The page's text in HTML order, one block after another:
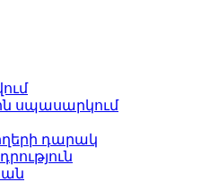
սպասարկում
դարակ